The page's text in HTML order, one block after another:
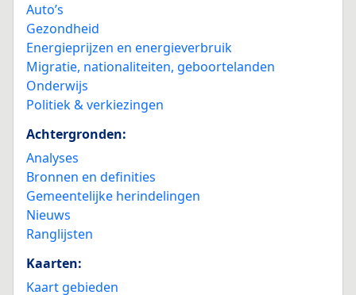
Auto’s
Gezondheid
Energieprijzen en energieverbruik
Migratie, nationaliteiten, geboortelanden
Onderwijs
Politiek & verkiezingen
Achtergronden:
Analyses
Bronnen en definities
Gemeentelijke herindelingen
Nieuws
Ranglijsten
Kaarten:
Kaart gebieden